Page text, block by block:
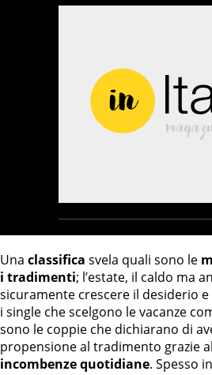
Una classifica svela quali sono le
i tradimenti; l’estate, il caldo ma
sicuramente crescere il desiderio
i single che scelgono le vacanze
sono le coppie che dichiarano di
propensione al tradimento grazie
incombenze quotidiane. Spesso